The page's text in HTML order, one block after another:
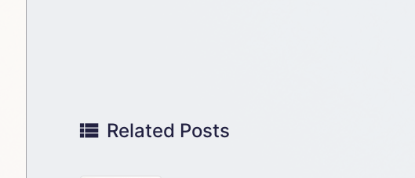
 Related Posts